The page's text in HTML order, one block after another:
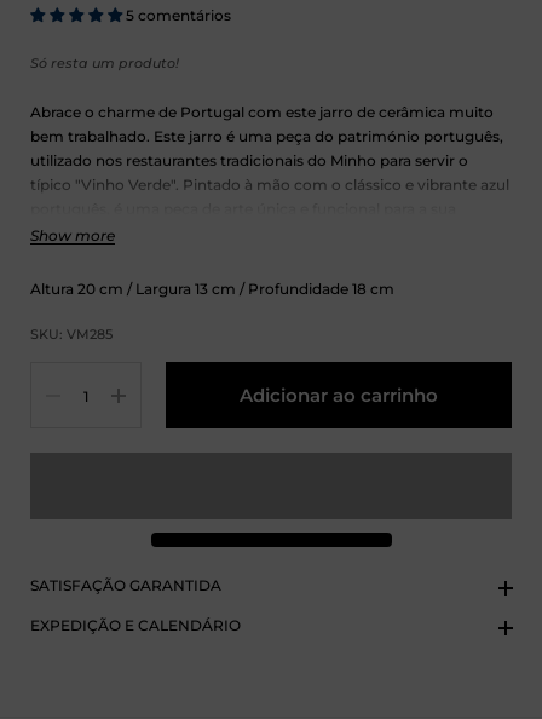
5 comentários
Só resta um produto!
Abrace o charme de Portugal com este jarro de cerâmica muito
bem trabalhado. Este jarro é uma peça do património português,
utilizado nos restaurantes tradicionais do Minho para servir o
típico "Vinho Verde". Pintado à mão com o clássico e vibrante azul
mesa.Perfeito para servir o seu vinho favorito, água ou sumo.
Show more
Altura 20 cm / Largura 13 cm / Profundidade 18 cm
SKU: VM285
Adicionar ao carrinho
SATISFAÇÃO GARANTIDA
EXPEDIÇÃO E CALENDÁRIO